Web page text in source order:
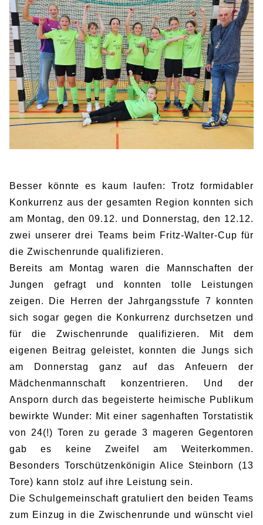
BIBLIOTHEK
Bibliothek Bibliothekskatalog
Schulbuchausleihe
Lehrmittelfreiheit
Buchempfehlungen
MENSA & BISTRO
Mensa & Bistro Speiseplan
Ernährungskonzept
SPORT
Sport als Leistungsfach Exkursionen
Wettkämpfe
Fachschaft
JtfO
Besser könnte es kaum laufen: Trotz formidabler
Konkurrenz aus der gesamten Region konnten sich
am Montag, den 09.12. und Donnerstag, den 12.12.
zwei unserer drei Teams beim Fritz-Walter-Cup für
die Zwischenrunde qualifizieren.
Bereits am Montag waren die Mannschaften der
Jungen gefragt und konnten tolle Leistungen
zeigen. Die Herren der Jahrgangsstufe 7 konnten
sich sogar gegen die Konkurrenz durchsetzen und
für die Zwischenrunde qualifizieren. Mit dem
eigenen Beitrag geleistet, konnten die Jungs sich
am Donnerstag ganz auf das Anfeuern der
Mädchenmannschaft konzentrieren. Und der
Ansporn durch das begeisterte heimische Publikum
bewirkte Wunder: Mit einer sagenhaften Torstatistik
von 24(!) Toren zu gerade 3 mageren Gegentoren
gab es keine Zweifel am Weiterkommen.
Besonders Torschützenkönigin Alice Steinborn (13
Tore) kann stolz auf ihre Leistung sein.
Die Schulgemeinschaft gratuliert den beiden Teams
zum Einzug in die Zwischenrunde und wünscht viel